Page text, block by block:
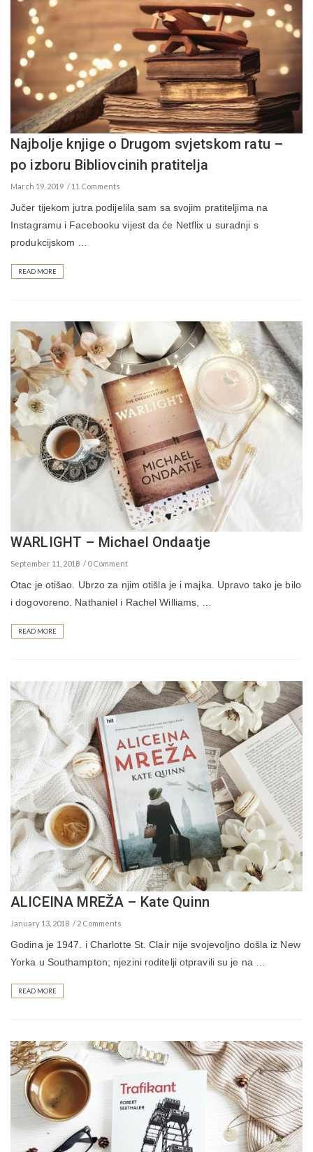
Najbolje knjige o Drugom svjetskom ratu –
po izboru Bibliovcinih pratitelja
March 19, 2019 11 Comments
Jučer tijekom jutra podijelila sam sa svojim pratiteljima na
Instagramu i Facebooku vijest da će Netflix u suradnji s
produkcijskom …
READ MORE
WARLIGHT – Michael Ondaatje
September 11, 2018 0 Comment
Otac je otišao. Ubrzo za njim otišla je i majka. Upravo tako je bilo
i dogovoreno. Nathaniel i Rachel Williams, …
READ MORE
ALICEINA MREŽA – Kate Quinn
January 13, 2018 2 Comments
Godina je 1947. i Charlotte St. Clair nije svojevoljno došla iz New
Yorka u Southampton; njezini roditelji otpravili su je na …
READ MORE